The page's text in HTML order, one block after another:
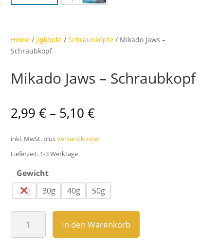
Home / Jigköpfe /Schraubköpfe / Mikado Jaws –
Schraubkopf
Mikado Jaws – Schraubkopf
2,99€ – 5,10€
inkl. MwSt. plusVersandkosten
Lieferzeit: 1-3 Werktage
Gewicht
20g
30g 40g 50g
–
In den Warenkorb